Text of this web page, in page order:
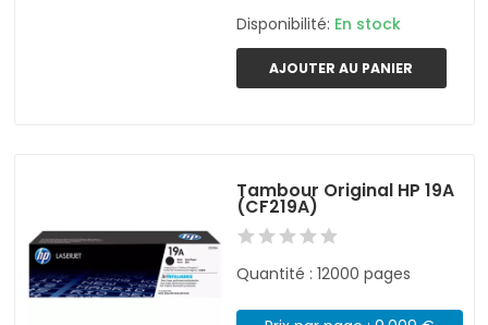
Disponibilité: En stock
AJOUTER AU PANIER
Tambour Original HP 19A
(CF219A)
Quantité : 12000 pages